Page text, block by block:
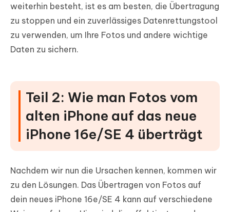
weiterhin besteht, ist es am besten, die Übertragung
zu stoppen und ein zuverlässiges Datenrettungstool
zu verwenden, um Ihre Fotos und andere wichtige
Daten zu sichern.
Teil 2: Wie man Fotos vom
alten iPhone auf das neue
iPhone 16e/SE 4 überträgt
Nachdem wir nun die Ursachen kennen, kommen wir
zu den Lösungen. Das Übertragen von Fotos auf
dein neues iPhone 16e/SE 4 kann auf verschiedene